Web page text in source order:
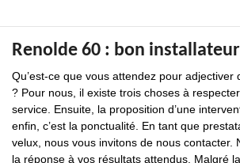
Renolde 60 : bon
Qu’est-ce que vous attendez pour adjectiver
? Pour nous, il existe trois choses à
service. Ensuite, la proposition d’une
enfin, c’est la ponctualité. En tant que
velux, nous vous invitons de nous contacter.
la réponse à vos résultats attendus. Malgré